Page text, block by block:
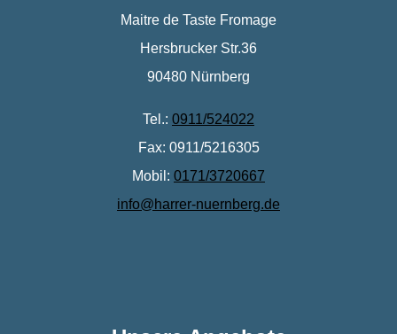
Maitre de Taste Fromage
Hersbrucker Str.36
90480 Nürnberg
Tel.: 0911/524022
Fax: 0911/5216305
Mobil: 0171/3720667
info@harrer-nuernberg.de